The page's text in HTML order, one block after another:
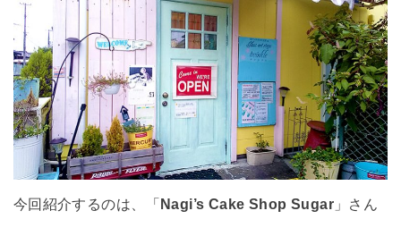
今回紹介するのは、「Nagi’s Cake Shop Sugar 」さん